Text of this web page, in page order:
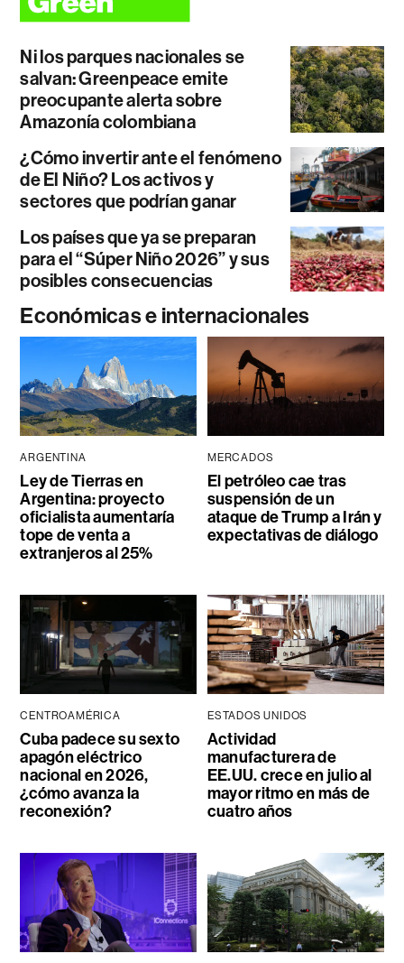
Ni los parques nacionales se
salvan: Greenpeace emite
preocupante alerta sobre
Amazonía colombiana
¿Cómo invertir ante el fenómeno
de El Niño? Los activos y
sectores que podrían ganar
Los países que ya se preparan
para el “Súper Niño 2026” y sus
posibles consecuencias
Económicas e internacionales
ARGENTINA
Ley de Tierras en
Argentina: proyecto
oficialista aumentaría
tope de venta a
extranjeros al 25%
MERCADOS
El petróleo cae tras
suspensión de un
ataque de Trump a Irán y
expectativas de diálogo
CENTROAMÉRICA
Cuba padece su sexto
apagón eléctrico
nacional en 2026,
¿cómo avanza la
reconexión?
ESTADOS UNIDOS
Actividad
manufacturera de
EE.UU. crece en julio al
mayor ritmo en más de
cuatro años